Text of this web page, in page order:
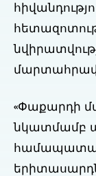
«Փաքարդի
նկատմամբ